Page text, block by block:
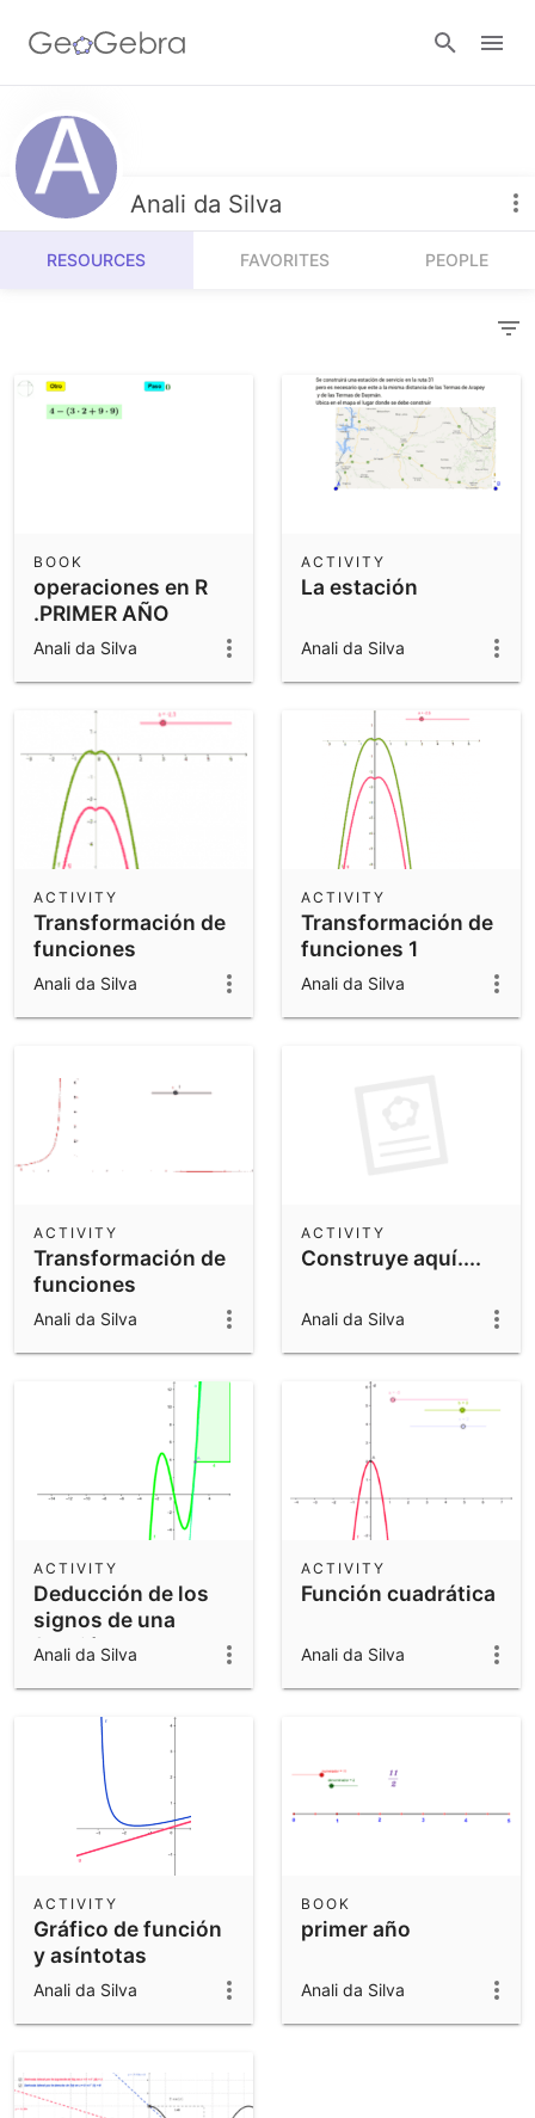
Resources
Number Sense
Algebra
Measurement
Community Resources
Get started with our Resources
Calculators
Geometry
Notes
App Downloads
Get started with the GeoGebra Apps
Anali da Silva
RESOURCES FAVORITES PEOPLE
operaciones en R
.PRIMER AÑO
BOOK
Anali da Silva
La estación
ACTIVITY
Anali da Silva
Transformación de
funciones
ACTIVITY
Anali da Silva
Transformación de
funciones 1
ACTIVITY
Anali da Silva
Transformación de
funciones
ACTIVITY
Anali da Silva
Construye aquí....
ACTIVITY
Anali da Silva
Deducción de los
signos de una
función
ACTIVITY
Anali da Silva
Función cuadrática
ACTIVITY
Anali da Silva
Gráfico de función
y asíntotas
ACTIVITY
Anali da Silva
primer año
BOOK
Anali da Silva